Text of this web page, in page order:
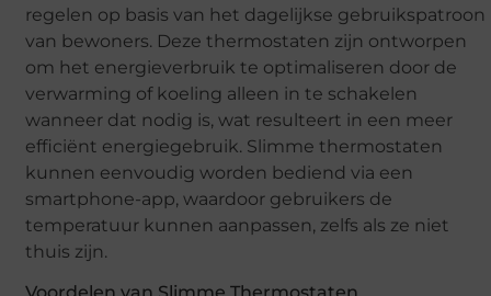
regelen op basis van het dagelijkse gebruikspatroon
van bewoners. Deze thermostaten zijn ontworpen
om het energieverbruik te optimaliseren door de
verwarming of koeling alleen in te schakelen
wanneer dat nodig is, wat resulteert in een meer
efficiënt energiegebruik. Slimme thermostaten
kunnen eenvoudig worden bediend via een
smartphone-app, waardoor gebruikers de
temperatuur kunnen aanpassen, zelfs als ze niet
thuis zijn.